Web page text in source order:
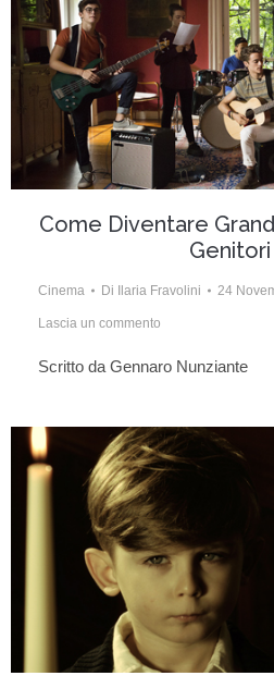
Come Diventare
Genitori
Cinema Di Ilaria Fravolini 24
Lascia un commento
Scritto da Gennaro Nunziante